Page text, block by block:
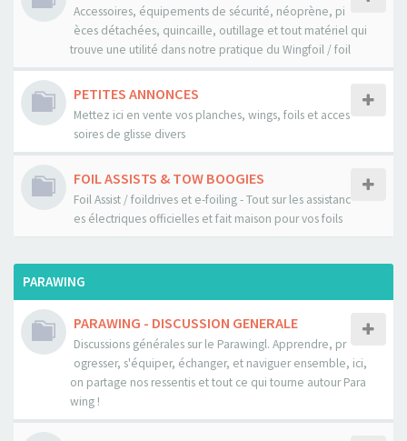
Accessoires, équipements de sécurité, néoprène, pi
èces détachées, quincaille, outillage et tout matériel qui
trouve une utilité dans notre pratique du Wingfoil / foil
PETITES ANNONCES
Mettez ici en vente vos planches, wings, foils et acces
soires de glisse divers
FOIL ASSISTS & TOW BOOGIES
Foil Assist / foildrives et e-foiling - Tout sur les assistanc
es électriques officielles et fait maison pour vos foils
PARAWING
PARAWING - DISCUSSION GENERALE
Discussions générales sur le Parawingl. Apprendre, pr
ogresser, s'équiper, échanger, et naviguer ensemble, ici,
on partage nos ressentis et tout ce qui tourne autour Para
wing !